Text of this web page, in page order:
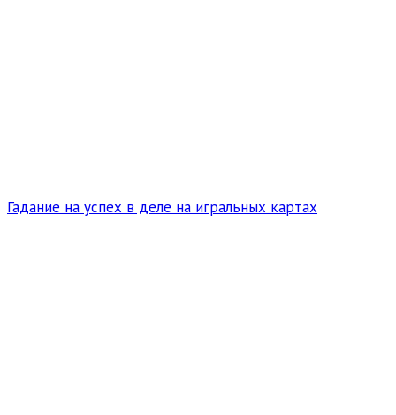
Гадание на успех в деле на игральных картах